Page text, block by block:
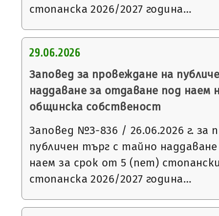
стопанска 2026/2027 година…
29.06.2026
Заповед за провеждане на
наддаване за отдаване под наем
общинска собственост
Заповед №З-836 / 26.06.2026 г. за
публичен търг с тайно
наем за срок от 5 (пет)
стопанска 2026/2027 година…